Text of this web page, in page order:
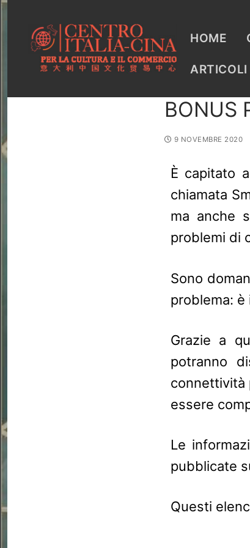
HOME
ARTICOLI
BONUS
9 NOVEMBRE 2020
È capitato
chiamata
ma anche
problemi di
Sono
problema:
Grazie a
potranno
connettività
essere
Le
pubblicate
Questi